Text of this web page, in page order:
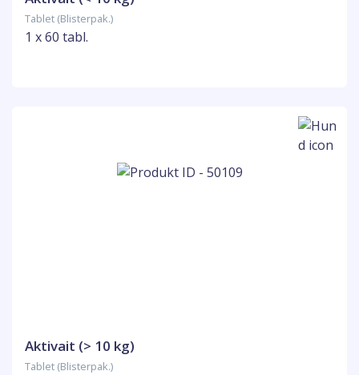
Tablet (Blisterpak.)
1 x 60 tabl.
Aktivait (> 10 kg)
Tablet (Blisterpak.)